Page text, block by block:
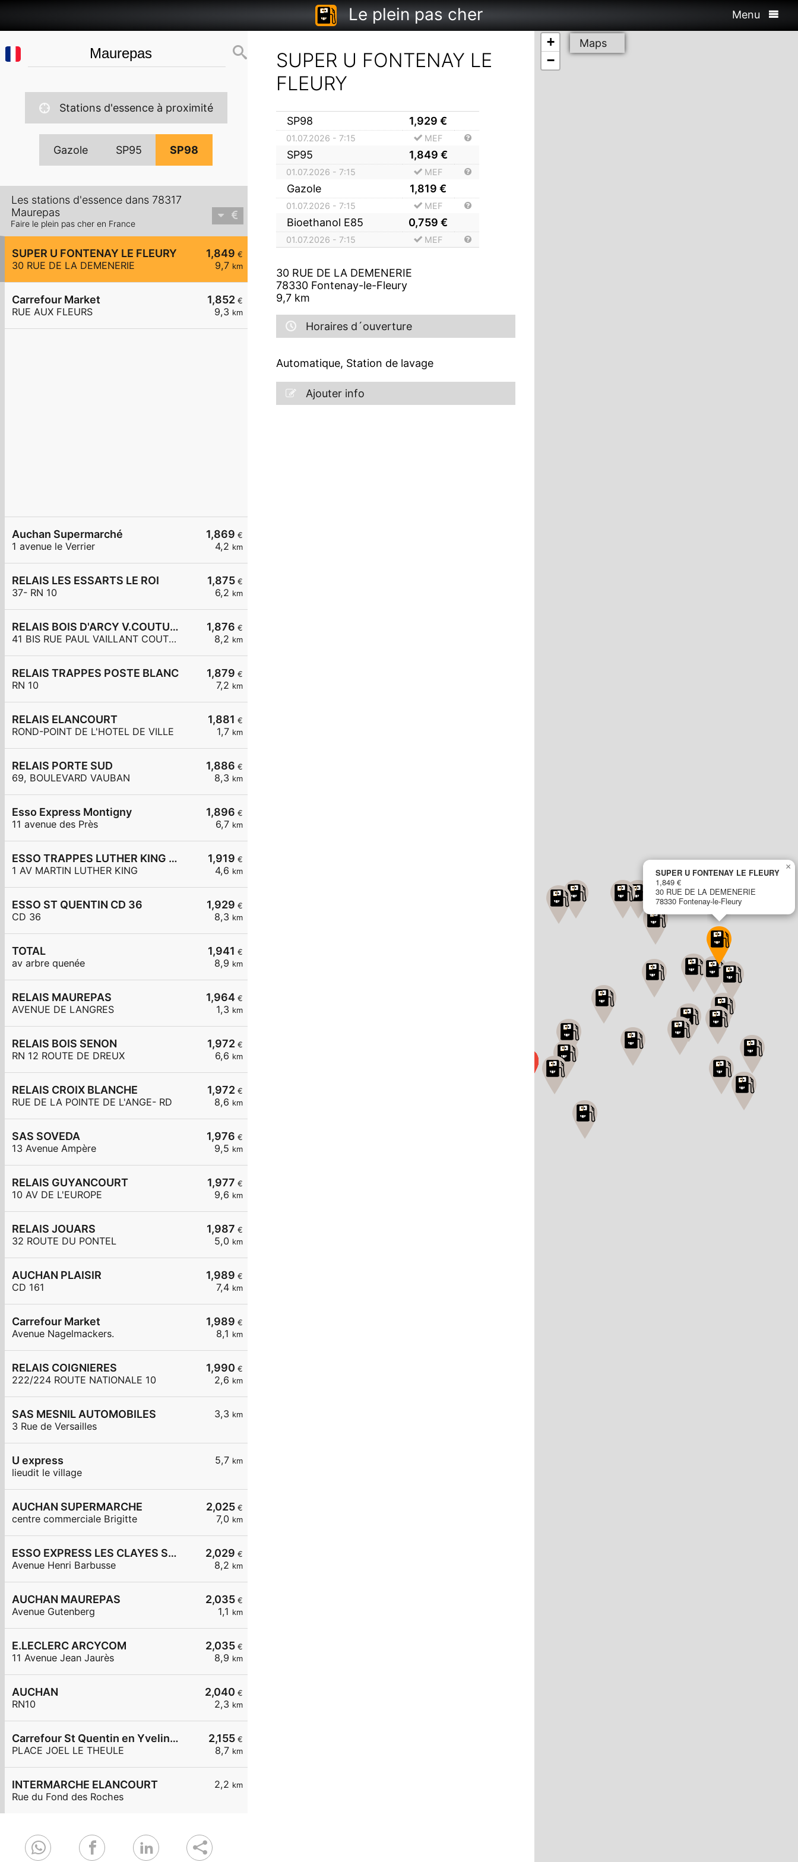
Le plein pas cher Menu
Stations d'essence à proximité
Gazole SP95 SP98
Les stations d'essence dans 78317
Maurepas
Faire le plein pas cher en France
1,849 €
9,7 km
SUPER U FONTENAY LE FLEURY
30 RUE DE LA DEMENERIE
1,852 €
9,3 km
Carrefour Market
RUE AUX FLEURS
1,869 €
4,2 km
Auchan Supermarché
1 avenue le Verrier
1,875 €
6,2 km
RELAIS LES ESSARTS LE ROI
37- RN 10
1,876 €
8,2 km
RELAIS BOIS D'ARCY V.COUTURIER
41 BIS RUE PAUL VAILLANT COUTURI
1,879 €
7,2 km
RELAIS TRAPPES POSTE BLANC
RN 10
1,881 €
1,7 km
RELAIS ELANCOURT
ROND-POINT DE L'HOTEL DE VILLE
1,886 €
8,3 km
RELAIS PORTE SUD
69, BOULEVARD VAUBAN
1,896 €
6,7 km
Esso Express Montigny
11 avenue des Près
1,919 €
4,6 km
ESSO TRAPPES LUTHER KING - CARREFOUR EXPRESS
1 AV MARTIN LUTHER KING
1,929 €
8,3 km
ESSO ST QUENTIN CD 36
CD 36
1,941 €
8,9 km
TOTAL
av arbre quenée
1,964 €
1,3 km
RELAIS MAUREPAS
AVENUE DE LANGRES
1,972 €
6,6 km
RELAIS BOIS SENON
RN 12 ROUTE DE DREUX
1,972 €
8,6 km
RELAIS CROIX BLANCHE
RUE DE LA POINTE DE L'ANGE- RD
1,976 €
9,5 km
SAS SOVEDA
13 Avenue Ampère
1,977 €
9,6 km
RELAIS GUYANCOURT
10 AV DE L'EUROPE
1,987 €
5,0 km
RELAIS JOUARS
32 ROUTE DU PONTEL
1,989 €
7,4 km
AUCHAN PLAISIR
CD 161
1,989 €
8,1 km
Carrefour Market
Avenue Nagelmackers.
1,990 €
2,6 km
RELAIS COIGNIERES
222/224 ROUTE NATIONALE 10
3,3 km
SAS MESNIL AUTOMOBILES
3 Rue de Versailles
5,7 km
U express
lieudit le village
2,025 €
7,0 km
AUCHAN SUPERMARCHE
centre commerciale Brigitte
2,029 €
8,2 km
ESSO EXPRESS LES CLAYES SS BOIS LA VIGNERAIE
Avenue Henri Barbusse
2,035 €
1,1 km
AUCHAN MAUREPAS
Avenue Gutenberg
2,035 €
8,9 km
E.LECLERC ARCYCOM
11 Avenue Jean Jaurès
2,040 €
2,3 km
AUCHAN
RN10
2,155 €
8,7 km
Carrefour St Quentin en Yvelines
PLACE JOEL LE THEULE
2,2 km
INTERMARCHE ELANCOURT
Rue du Fond des Roches
SUPER U FONTENAY LE
FLEURY
SP98 1,929 €
01.07.2026 - 7:15 MEF
SP95 1,849 €
01.07.2026 - 7:15 MEF
Gazole 1,819 €
01.07.2026 - 7:15 MEF
Bioethanol E85 0,759 €
01.07.2026 - 7:15 MEF
30 RUE DE LA DEMENERIE
78330 Fontenay-le-Fleury
9,7km
Horaires d´ouverture
Automatique, Station de lavage
Ajouter info
SUPER U FONTENAY LE FLEURY
1,849 €
30 RUE DE LA DEMENERIE
78330 Fontenay-le-Fleury
×
+
−
Maps